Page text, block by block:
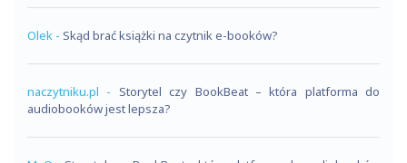
Olek - Skąd brać książki na czytnik e-booków?
naczytniku.pl - Storytel czy BookBeat – która platforma do
audiobooków jest lepsza?